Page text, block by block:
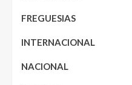
FREGUESIAS
INTERNACIONAL
NACIONAL